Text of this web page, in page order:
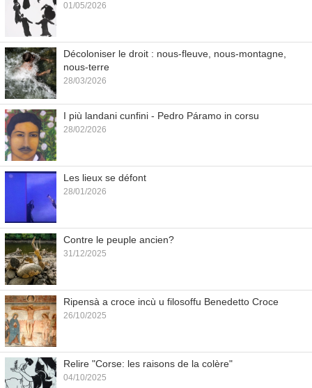
01/05/2026
Décoloniser le droit : nous-fleuve, nous-montagne,
nous-terre
28/03/2026
I più landani cunfini - Pedro Páramo in corsu
28/02/2026
Les lieux se défont
28/01/2026
Contre le peuple ancien?
31/12/2025
Ripensà a croce incù u filosoffu Benedetto Croce
26/10/2025
Relire "Corse: les raisons de la colère"
04/10/2025